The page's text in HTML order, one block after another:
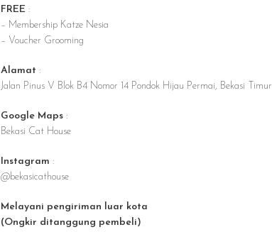
FREE :
– Membership Katze Nesia
– Voucher Grooming
Alamat :
Jalan Pinus V Blok B4 Nomor 14 Pondok Hijau Permai, Bekasi Timur
Google Maps:
Bekasi Cat House
Instagram :
@bekasicathouse
Melayani pengiriman luar kota
(Ongkir ditanggung pembeli)